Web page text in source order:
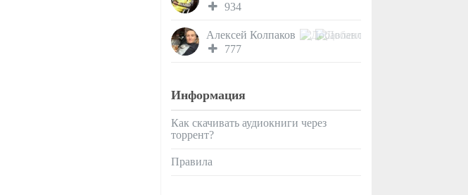
934
Алексей Колпаков
777
Информация
Как скачивать аудиокниги через
торрент?
Правила